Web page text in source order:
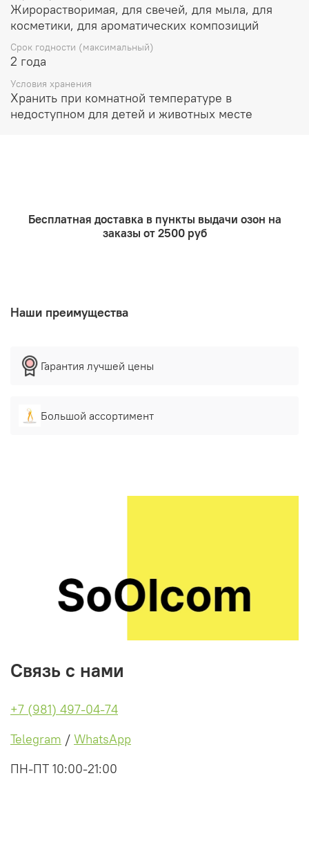
Очищающие продукты до 5%
Жирорастворимая, для свечей, для мыла, для
косметики, для ароматических композиций
Срок годности (максимальный)
2 года
Условия хранения
Хранить при комнатной температуре в
недоступном для детей и животных месте
Бесплатная доставка в пункты выдачи озон на
заказы от 2500 руб
Наши преимущества
Гарантия лучшей цены
Большой ассортимент
Связь с нами
+7 (981) 497-04-74
Telegram / WhatsApp
ПН-ПТ 10:00-21:00